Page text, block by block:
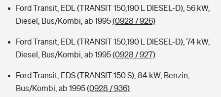
Ford Transit, EDL (TRANSIT 150,190 L DIESEL-D), 56 kW,
Diesel, Bus/Kombi, ab 1995(0928 / 926)
Ford Transit, EDL (TRANSIT 150,190 L DIESEL-D), 74 kW,
Diesel, Bus/Kombi, ab 1995(0928 / 927)
Ford Transit, EDS (TRANSIT 150 S), 84 kW, Benzin,
Bus/Kombi, ab 1995(0928 / 936)